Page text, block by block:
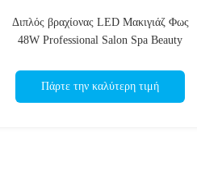
Διπλός βραχίονας LED Μακιγιάζ Φως
48W Professional Salon Spa Beauty
Πάρτε την καλύτερη τιμή